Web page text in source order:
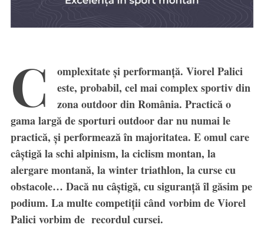
C
omplexitate și performanță. Viorel Palici
este, probabil, cel mai complex sportiv din
zona outdoor din România. Practică o
gama largă de sporturi outdoor dar nu numai le
practică, și performează în majoritatea. E omul care
câștigă la schi alpinism, la ciclism montan, la
alergare montană, la winter triathlon, la curse cu
obstacole… Dacă nu câștigă, cu siguranță îl găsim pe
podium. La multe competiții când vorbim de Viorel
Palici vorbim de recordul cursei.